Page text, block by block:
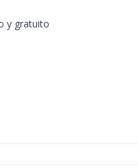
y gratuito